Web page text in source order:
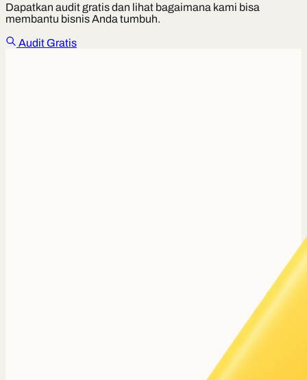
Dapatkan audit gratis dan lihat bagaimana kami bisa
membantu bisnis Anda tumbuh.
Audit Gratis